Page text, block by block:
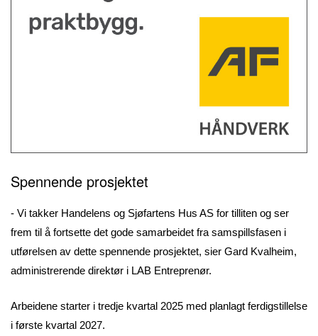
Spennende prosjektet
- Vi takker Handelens og Sjøfartens Hus AS for tilliten og ser
frem til å fortsette det gode samarbeidet fra samspillsfasen i
utførelsen av dette spennende prosjektet, sier Gard Kvalheim,
administrerende direktør i LAB Entreprenør.
Arbeidene starter i tredje kvartal 2025 med planlagt ferdigstillelse
i første kvartal 2027.